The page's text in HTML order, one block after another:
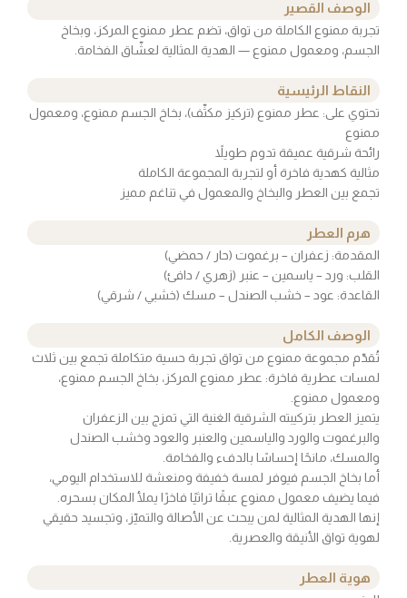
الوصف القصير
تجربة ممنوع الكاملة من تواق، تضم عطر ممنوع المركز، وبخاخ
الجسم، ومعمول ممنوع — الهدية المثالية لعشّاق الفخامة.
النقاط الرئيسية
تحتوي على: عطر ممنوع (تركيز مكثّف)، بخاخ الجسم ممنوع، ومعمول
ممنوع
رائحة شرقية عميقة تدوم طويلاً
مثالية كهدية فاخرة أو لتجربة المجموعة الكاملة
تجمع بين العطر والبخاخ والمعمول في تناغم مميز
هرم العطر
المقدمة: زعفران – برغموت (حار / حمضي)
القلب: ورد – ياسمين – عنبر (زهري / دافئ)
القاعدة: عود – خشب الصندل – مسك (خشبي / شرقي)
الوصف الكامل
تُقدّم مجموعة ممنوع من تواق تجربة حسية متكاملة تجمع بين ثلاث
لمسات عطرية فاخرة: عطر ممنوع المركز، بخاخ الجسم ممنوع،
ومعمول ممنوع.
يتميز العطر بتركيبته الشرقية الغنية التي تمزج بين الزعفران
والبرغموت والورد والياسمين والعنبر والعود وخشب الصندل
والمسك، مانحًا إحساسًا بالدفء والفخامة.
أما بخاخ الجسم فيوفر لمسة خفيفة ومنعشة للاستخدام اليومي،
فيما يضيف معمول ممنوع عبقًا تراثيًا فاخرًا يملأ المكان بسحره.
إنها الهدية المثالية لمن يبحث عن الأصالة والتميّز، وتجسيد حقيقي
لهوية تواق الأنيقة والعصرية.
هوية العطر